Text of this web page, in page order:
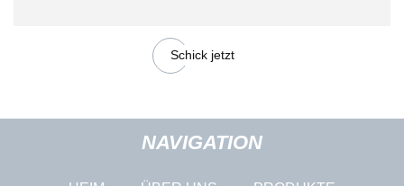
Schick jetzt
NAVIGATION